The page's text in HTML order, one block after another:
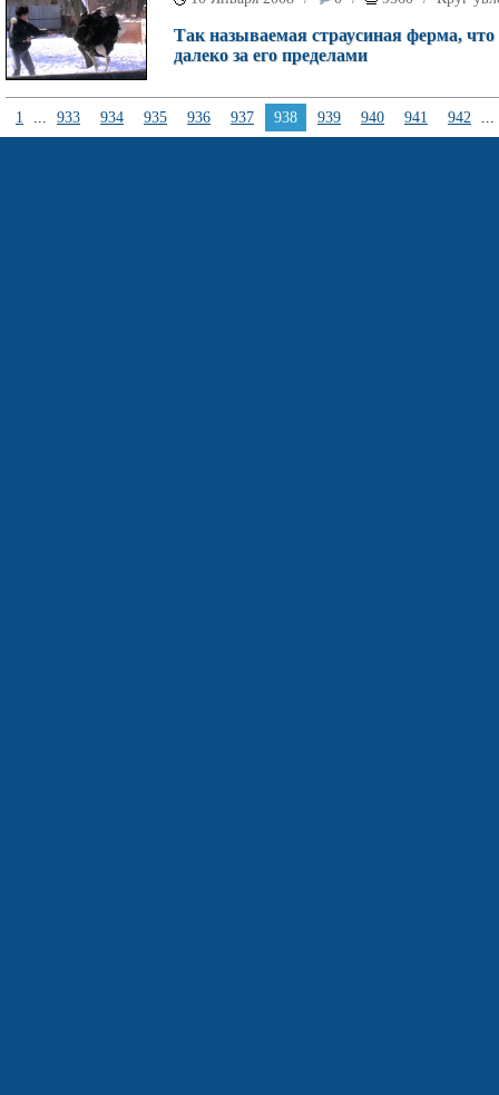
Так называемая страусиная ферма,
далеко за его пределами
1 ... 933 934 935 936 937 938 939 940 941 942 ...